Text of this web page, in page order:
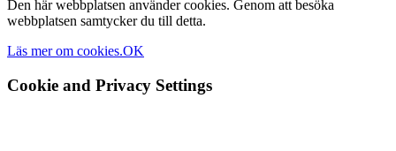
Den här webbplatsen använder cookies. Genom att besöka
webbplatsen samtycker du till detta.
Läs mer om cookies.OK
Cookie and Privacy Settings